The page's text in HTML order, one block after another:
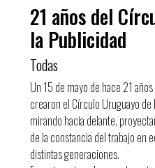
21 años del
la Publicidad
Todas
Un 15 de mayo de hace 21
crearon el Círculo Uruguayo
mirando hacia delante,
de la constancia del trabajo en
distintas generaciones.